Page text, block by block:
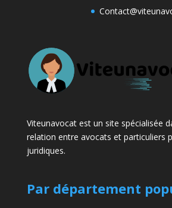
Viteunavocat est un site spécialisée
relation entre avocats et particuliers
juridiques.
Par département